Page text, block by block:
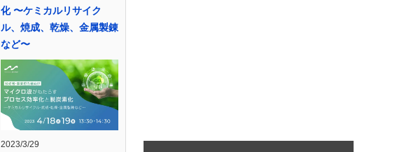
化 〜ケミカルリサイク
ル、焼成、乾燥、金属製錬
など〜
2023/3/29